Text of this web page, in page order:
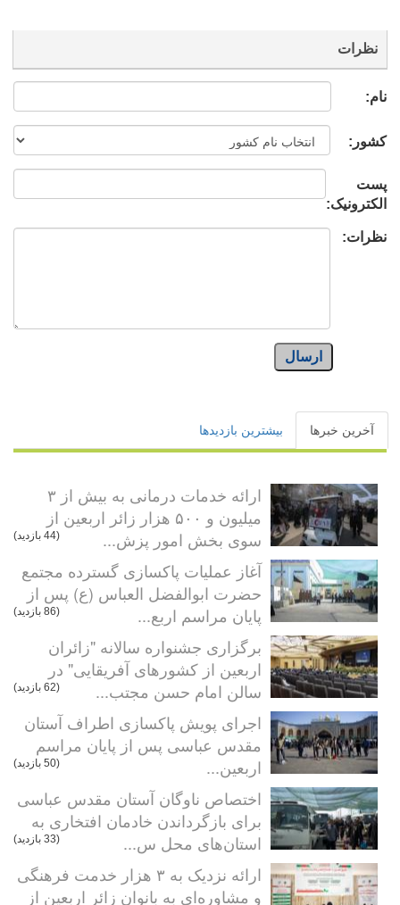
نظرات
نام:
کشور:
پست
الکترونیک:
نظرات:
ارسال
آخرین خبرها بیشترین بازدیدها
ارائه خدمات درمانی به بیش از ۳
میلیون و ۵۰۰ هزار زائر اربعین از
سوی بخش امور پزش...
(44 بازدید)
آغاز عملیات پاکسازی گسترده مجتمع
حضرت ابوالفضل العباس (ع) پس از
پایان مراسم اربع...
(86 بازدید)
برگزاری جشنواره سالانه "زائران
اربعین از کشورهای آفریقایی" در
سالن امام حسن مجتب...
(62 بازدید)
اجرای پویش پاکسازی اطراف آستان
مقدس عباسی پس از پایان مراسم
اربعین...
(50 بازدید)
اختصاص ناوگان آستان مقدس عباسی
برای بازگرداندن خادمان افتخاری به
استان‌های محل س...
(33 بازدید)
ارائه نزدیک به ۳ هزار خدمت فرهنگی
و مشاوره‌ای به بانوان زائر اربعین از